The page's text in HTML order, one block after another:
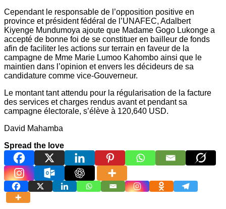
Cependant le responsable de l’opposition positive en
province et président fédéral de l’UNAFEC, Adalbert
Kiyenge Mundumoya ajoute que Madame Gogo Lukonge a
accepté de bonne foi de se constituer en bailleur de fonds
afin de faciliter les actions sur terrain en faveur de la
campagne de Mme Marie Lumoo Kahombo ainsi que le
maintien dans l’opinion et envers les décideurs de sa
candidature comme vice-Gouverneur.
Le montant tant attendu pour la régularisation de la facture
des services et charges rendus avant et pendant sa
campagne électorale, s’élève à 120,640 USD.
David Mahamba
Spread the love